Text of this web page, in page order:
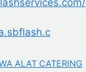
ALAT CATERING